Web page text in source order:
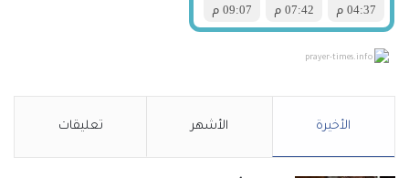
prayer-times.info
الأخيرة الأشهر تعليقات